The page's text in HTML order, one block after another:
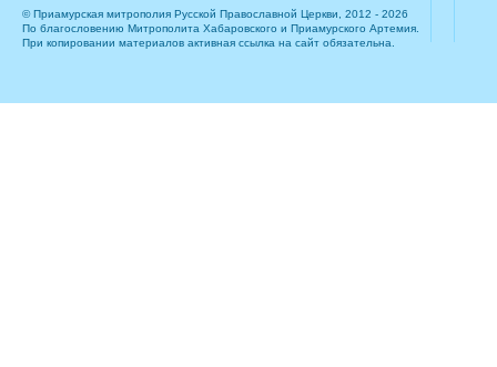
© Приамурская митрополия Русской Православной Церкви, 2012 - 2026
По благословению Митрополита Хабаровского и Приамурского Артемия.
При копировании материалов активная ссылка на сайт обязательна.